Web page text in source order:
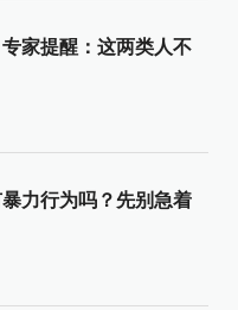
家提醒：这两类人不
力行为吗？先别急着